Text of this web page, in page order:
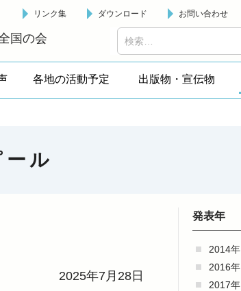
国の会
リンク集 ダウンロード お問い合わせ
各地の活動予定 出版物・宣伝物
ル
2025年7月28日
発表年
2014年
2016年
2017年